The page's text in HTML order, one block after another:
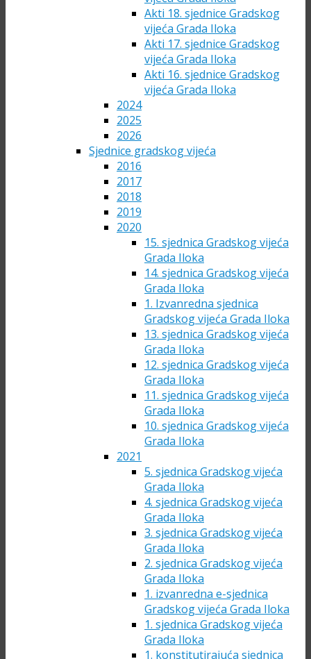
Akti 18. sjednice Gradskog
vijeća Grada Iloka
Akti 17. sjednice Gradskog
vijeća Grada Iloka
Akti 16. sjednice Gradskog
vijeća Grada Iloka
2024
2025
2026
Sjednice gradskog vijeća
2016
2017
2018
2019
2020
15. sjednica Gradskog vijeća
Grada Iloka
14. sjednica Gradskog vijeća
Grada Iloka
1. Izvanredna sjednica
Gradskog vijeća Grada Iloka
13. sjednica Gradskog vijeća
Grada Iloka
12. sjednica Gradskog vijeća
Grada Iloka
11. sjednica Gradskog vijeća
Grada Iloka
10. sjednica Gradskog vijeća
Grada Iloka
2021
5. sjednica Gradskog vijeća
Grada Iloka
4. sjednica Gradskog vijeća
Grada Iloka
3. sjednica Gradskog vijeća
Grada Iloka
2. sjednica Gradskog vijeća
Grada Iloka
1. izvanredna e-sjednica
Gradskog vijeća Grada Iloka
1. sjednica Gradskog vijeća
Grada Iloka
1. konstitutirajuća sjednica